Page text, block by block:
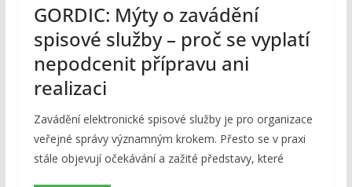
GORDIC: Mýty o zavádění
spisové služby – proč se vyplatí
nepodcenit přípravu ani
realizaci
Zavádění elektronické spisové služby je pro organizace
veřejné správy významným krokem. Přesto se v praxi
stále objevují očekávání a zažité představy, které